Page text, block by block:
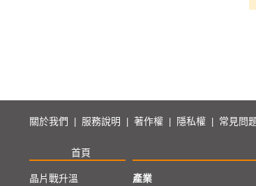
關於我們 服務說明 著作權 隱私權 常見問
首頁
晶片戰升溫
產業